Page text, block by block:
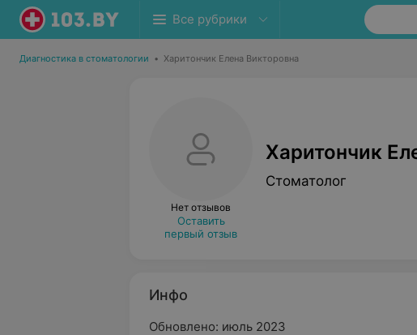
Все рубрики
Диагностика в стоматологии • Харитончик Елена Викторовна
Нет отзывов
Оставить
первый отзыв
Харитончик
Стоматолог
Инфо
Обновлено: июль 2023